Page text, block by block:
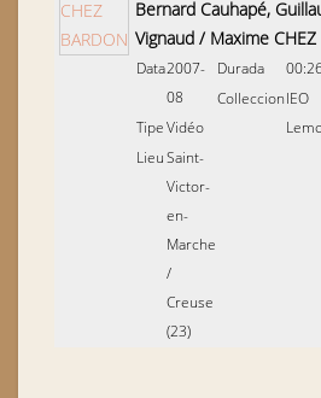
Bernard Cauhapé,
Vignaud / Maxime CHEZ
Data2007-
08
TipeVidéo
LieuSaint-
Victor-
en-
Marche
/
Creuse
(23)
Durada
ColleccionIEO